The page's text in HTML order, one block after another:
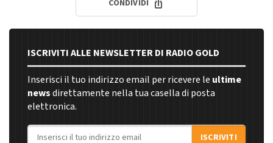
CONDIVIDI
ISCRIVITI ALLE NEWSLETTER DI RADIO GOLD
Inserisci il tuo indirizzo email per ricevere le ultime
newsdirettamente nella tua casella di posta
elettronica.
Indirizzo email
ISCRIVITI